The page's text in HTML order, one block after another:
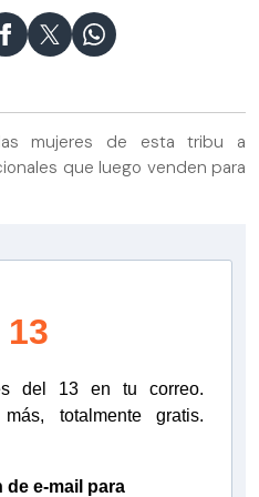
mujeres de esta tribu a
que luego venden para
del 13 en tu correo.
totalmente gratis.
de e-mail para